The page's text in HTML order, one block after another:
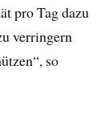
pro Tag dazu
verringern
so